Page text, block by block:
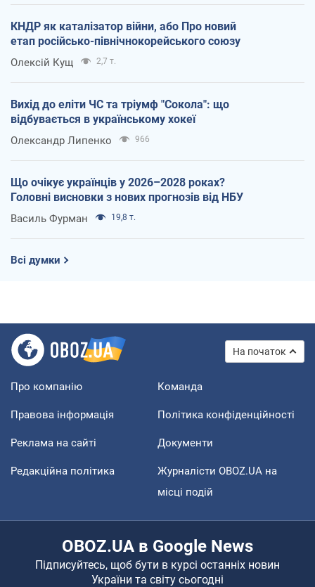
КНДР як каталізатор війни, або Про новий
етап російсько-північнокорейського союзу
Олексій Кущ 2,7 т.
Вихід до еліти ЧС та тріумф "Сокола": що
відбувається в українському хокеї
Олександр Липенко 966
Що очікує українців у 2026–2028 роках?
Головні висновки з нових прогнозів від НБУ
Василь Фурман 19,8 т.
Всі думки
На початок
Про компанію Команда
Правова інформація Політика конфіденційності
Реклама на сайті Документи
Редакційна політика
Журналісти OBOZ.UA на
місці подій
OBOZ.UA в Google News
Підписуйтесь, щоб бути в курсі останніх новин
України та світу сьогодні